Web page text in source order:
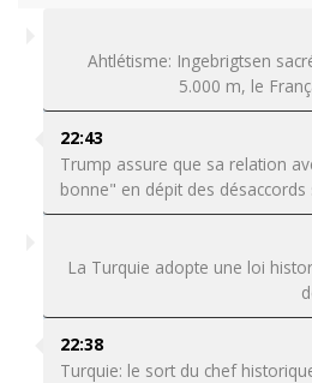
Ahtlétisme: Ingebrigtsen
5.000 m, le
22:43
Trump assure que sa relation
bonne" en dépit des désaccords
La Turquie adopte une loi
22:38
Turquie: le sort du chef